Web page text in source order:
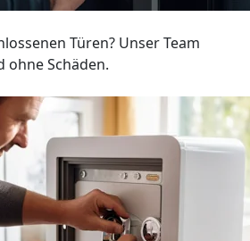
Türen? Unser Team
ohne Schäden.